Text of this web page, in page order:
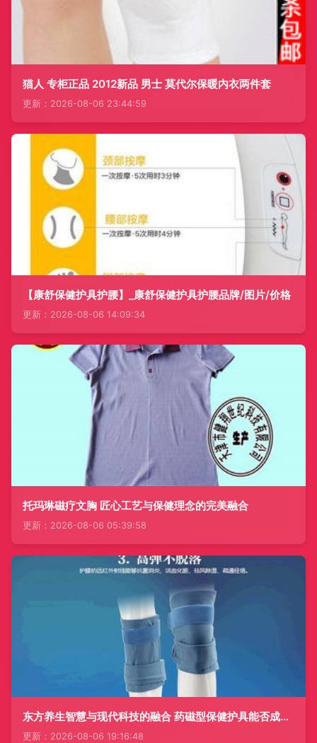
猫人 专柜正品 2012新品 男士 莫代尔保暖内衣两件套
更新：2026-08-06 23:44:59
【康舒保健护具护腰】_康舒保健护具护腰品牌/图片/价格
更新：2026-08-06 14:09:34
托玛琳磁疗文胸 匠心工艺与保健理念的完美融合
更新：2026-08-06 05:39:58
东方养生智慧与现代科技的融合 药磁型保健护具能否成为护膝新宠？
更新：2026-08-06 19:16:48